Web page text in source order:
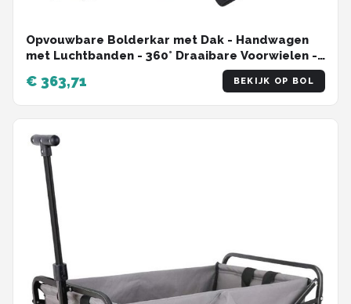
Opvouwbare Bolderkar met Dak - Handwagen
met Luchtbanden - 360° Draaibare Voorwielen -
XXL Capaciteit tot 100 kg - Zwart
€ 363,71 BEKIJK OP BOL